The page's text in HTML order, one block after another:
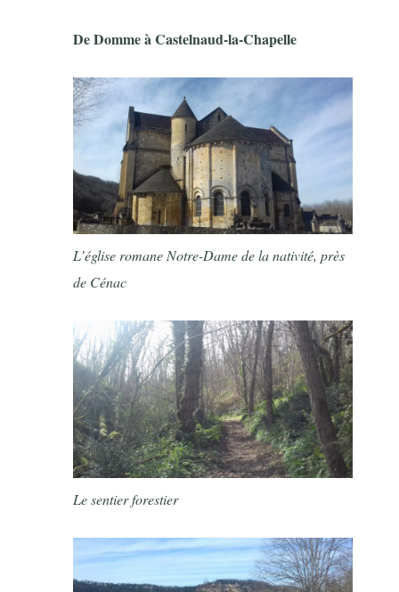
De Domme à Castelnaud-la-Chapelle
L’église romane Notre-Dame de la nativité, près
de Cénac
Le sentier forestier